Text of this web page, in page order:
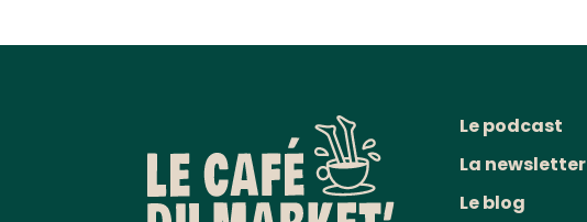
Le podcast
La newsletter
Le blog